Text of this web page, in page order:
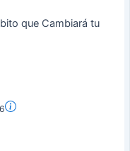
que Cambiará tu